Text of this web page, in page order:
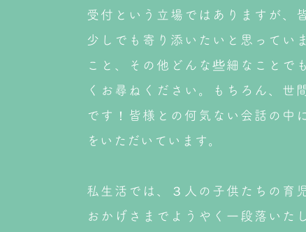
受付という立場ではありますが、
少しでも寄り添いたいと思ってい
こと、その他どんな些細なことで
くお尋ねください。もちろん、世
です！皆様との何気ない会話の中
をいただいています。
私生活では、３人の子供たちの育
おかげさまでようやく一段落いた